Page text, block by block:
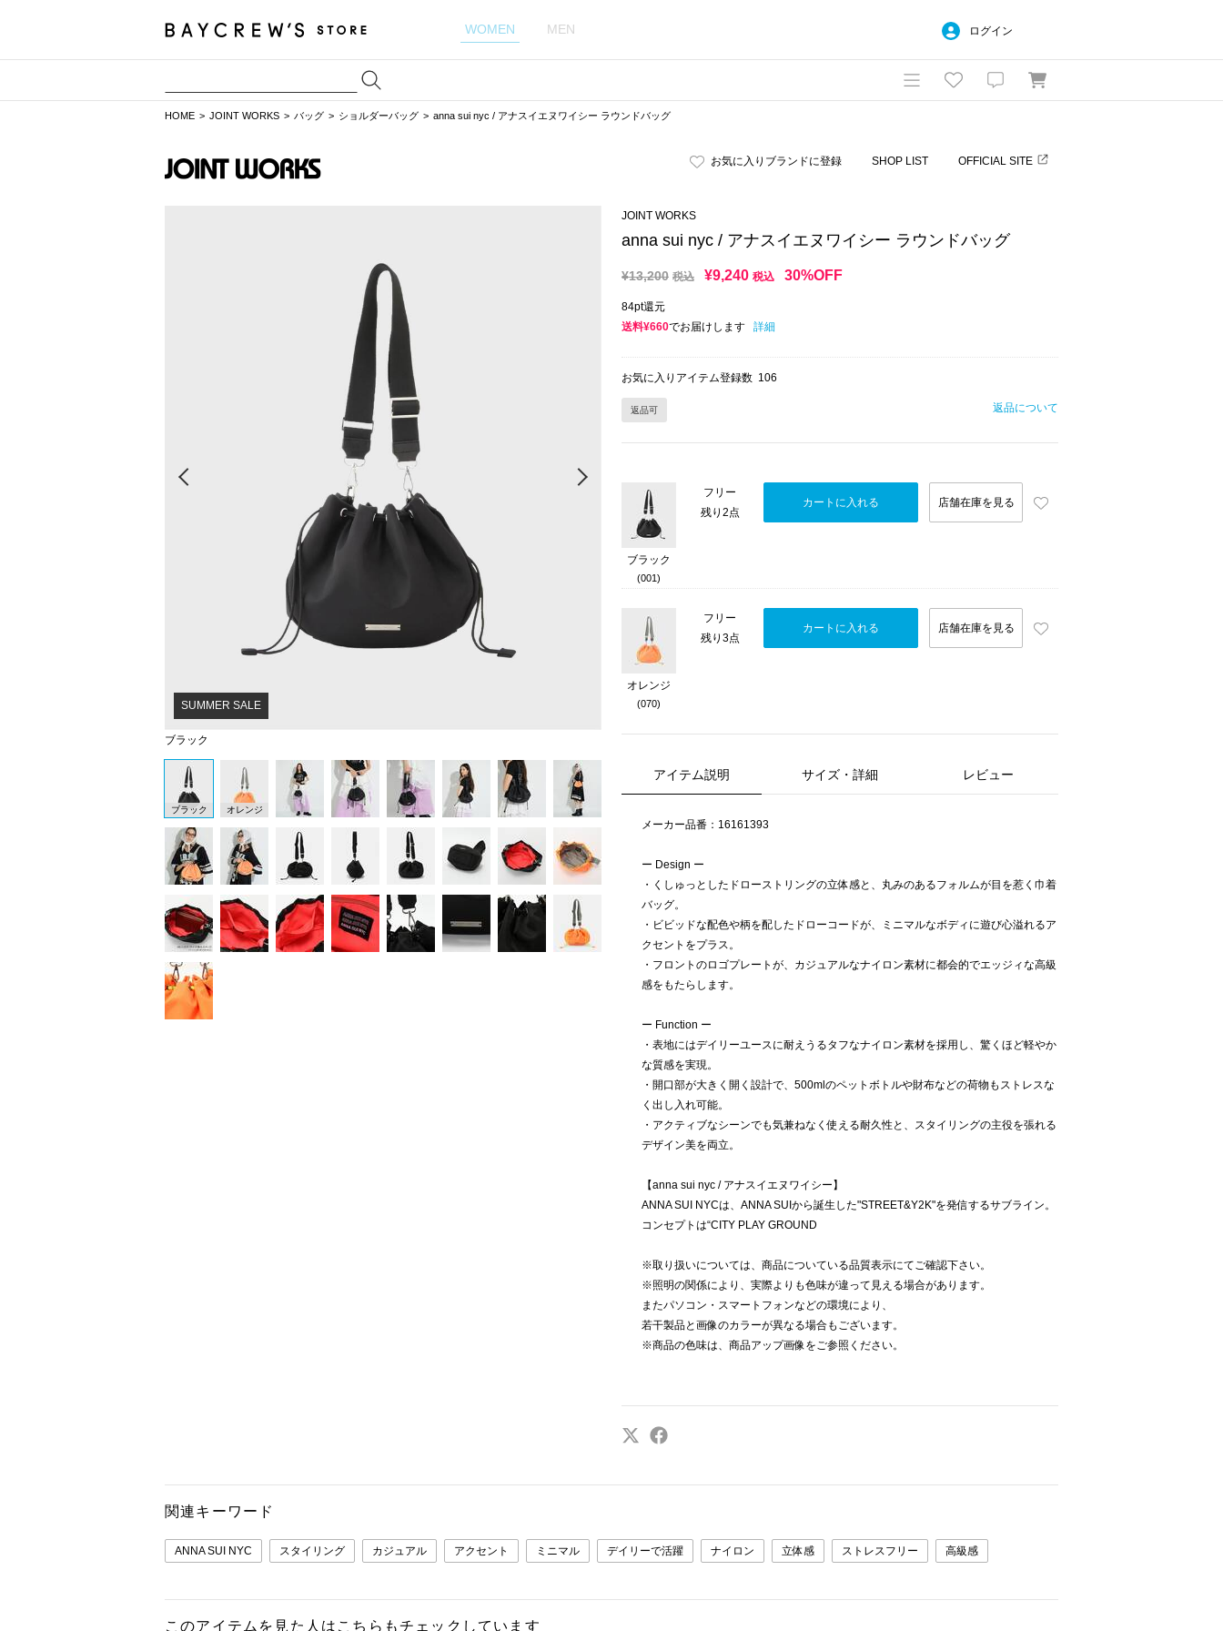
WOMEN MEN ログイン
HOME JOINT WORKS バッグ ショルダーバッグ anna sui nyc / アナスイエヌワイシー ラウンドバッグ
お気に入りブランドに登録 SHOP LIST OFFICIAL SITE
ブラック
SUMMER SALE
ブラック オレンジ
JOINT WORKS
anna sui nyc / アナスイエヌワイシー ラウンドバッグ
¥13,200 税込 ¥9,240 税込 30%OFF
84pt還元
送料¥660でお届けします 詳細
お気に入りアイテム登録数 106
返品可 返品について
ブラック
(001)
フリー
残り2点
カートに入れる 店舗在庫を見る
オレンジ
(070)
フリー
残り3点
カートに入れる 店舗在庫を見る
アイテム説明 サイズ・詳細 レビュー
メーカー品番：16161393
ー Design ー
・くしゅっとしたドローストリングの立体感と、丸みのあるフォルムが目を惹く巾着
バッグ。
・ビビッドな配色や柄を配したドローコードが、ミニマルなボディに遊び心溢れるア
クセントをプラス。
・フロントのロゴプレートが、カジュアルなナイロン素材に都会的でエッジィな高級
感をもたらします。
ー Function ー
・表地にはデイリーユースに耐えうるタフなナイロン素材を採用し、驚くほど軽やか
な質感を実現。
・開口部が大きく開く設計で、500mlのペットボトルや財布などの荷物もストレスな
く出し入れ可能。
・アクティブなシーンでも気兼ねなく使える耐久性と、スタイリングの主役を張れる
デザイン美を両立。
【anna sui nyc / アナスイエヌワイシー】
ANNA SUI NYCは、ANNA SUIから誕生した"STREET&Y2K"を発信するサブライン。
コンセプトは“CITY PLAY GROUND
※取り扱いについては、商品についている品質表示にてご確認下さい。
※照明の関係により、実際よりも色味が違って見える場合があります。
またパソコン・スマートフォンなどの環境により、
若干製品と画像のカラーが異なる場合もございます。
※商品の色味は、商品アップ画像をご参照ください。
関連キーワード
ANNA SUI NYC スタイリング カジュアル アクセント ミニマル デイリーで活躍 ナイロン 立体感 ストレスフリー 高級感
このアイテムを見た人はこちらもチェックしています